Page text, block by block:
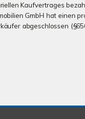
Kaufvertrages
GmbH hat einen
abgeschlossen